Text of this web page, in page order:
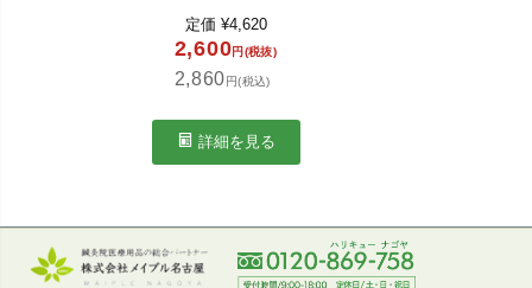
定価 ¥4,620
2,600円(税抜)
2,860円(税込)
詳細を見る